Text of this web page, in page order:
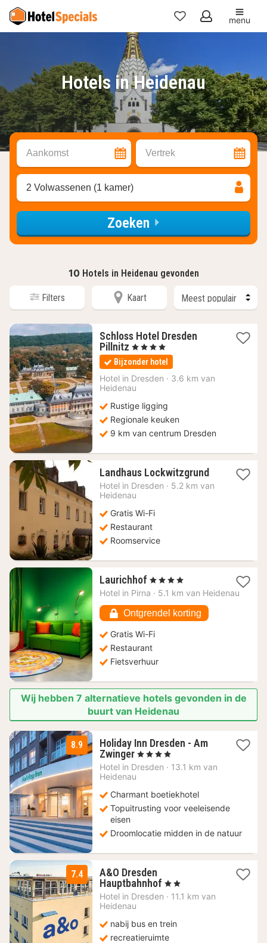
Mijn
menu
Hotels in Heidenau
Aankomst Vertrek
2 Volwassenen (1 kamer)
Zoeken
10 Hotels in Heidenau gevonden
Filters Kaart
Schloss Hotel Dresden
Pillnitz 1
nacht
vanaf
199,28
€
, 4 Sterren
Bijzonder hotel
Hotel in Dresden · 3.6 km van
Heidenau
Rustige ligging
Regionale keuken
9 km van centrum Dresden
Landhaus Lockwitzgrund1
nacht
Hotel in Dresden · 5.2 km van
Heidenau
Gratis Wi-Fi
Restaurant
Roomservice
Laurichhof 1
nacht
135,42
€
, 4 Sterren
Hotel in Pirna · 5.1 km van Heidenau
Ontgrendel korting
Gratis Wi-Fi
Restaurant
Fietsverhuur
Wij hebben 7 alternatieve hotels gevonden in de
buurt van Heidenau
8.9
Holiday Inn Dresden - Am
Zwinger 1
nacht
€
, 4 Sterren
Hotel in Dresden · 13.1 km van
Heidenau
Charmant boetiekhotel
Topuitrusting voor veeleisende
eisen
Droomlocatie midden in de natuur
7.4
A&O Dresden
Hauptbahnhof 2
nachten
€
, 2 Sterren
Hotel in Dresden · 11.1 km van
Heidenau
nabij bus en trein
recreatieruimte